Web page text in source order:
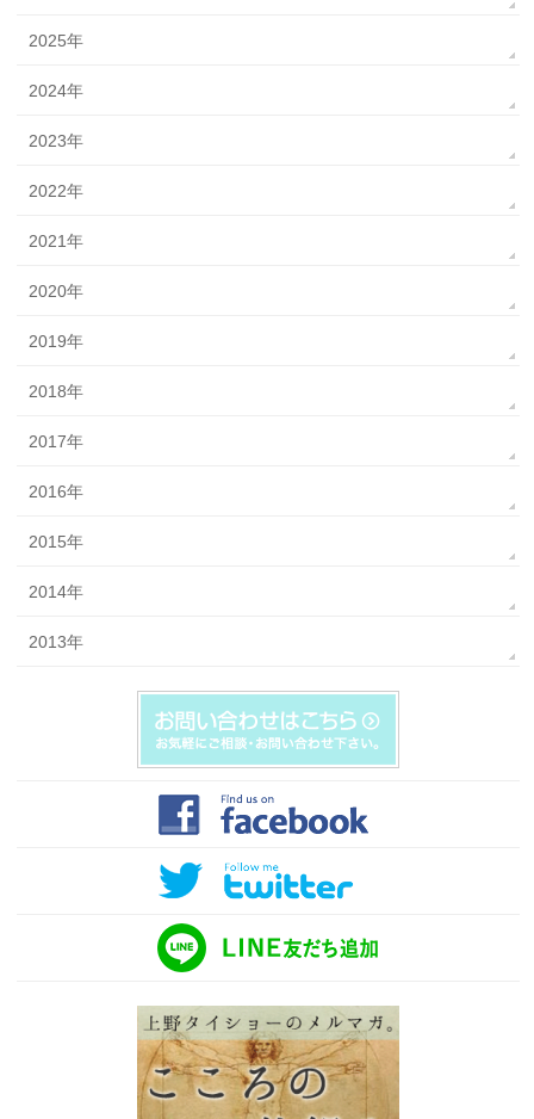
2025年
2024年
2023年
2022年
2021年
2020年
2019年
2018年
2017年
2016年
2015年
2014年
2013年